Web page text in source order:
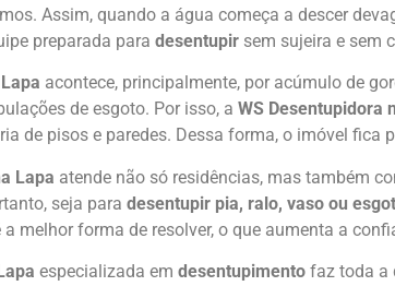
Assim, quando a água começa a descer
preparada para desentupir sem sujeira e sem
acontece, principalmente, por acúmulo de
de esgoto. Por isso, a WS Desentupidora
de pisos e paredes. Dessa forma, o imóvel
Lapa atende não só residências, mas também
seja para desentupir pia, ralo, vaso ou
a melhor forma de resolver, o que aumenta a
especializada em desentupimento faz toda a